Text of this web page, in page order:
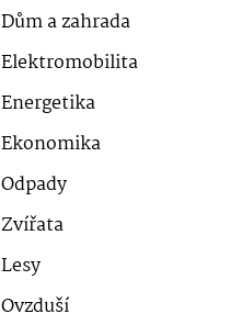
Dům a zahrada
Elektromobilita
Energetika
Ekonomika
Odpady
Zvířata
Lesy
Ovzduší